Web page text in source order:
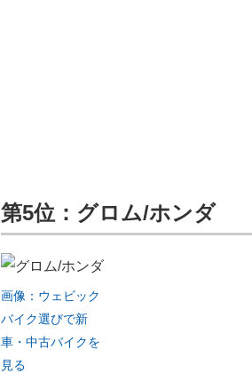
第5位：グロム/ホンダ
画像：ウェビック
バイク選びで新
車・中古バイクを
見る